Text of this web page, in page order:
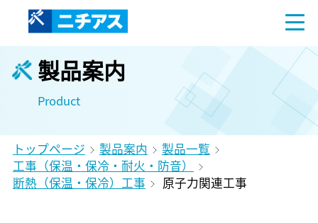
製品案内
Product
トップページ 製品案内
製品一覧
工事（保温・保冷・耐火・防音）
断熱（保温・保冷）工事
原子力関連工事